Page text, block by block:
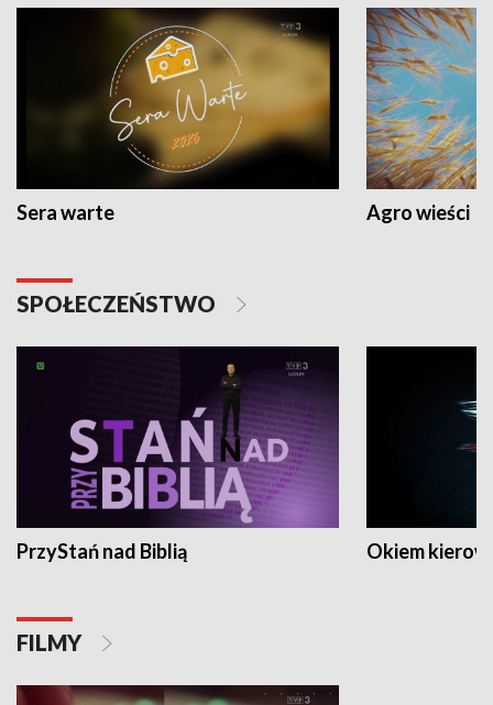
Sera warte Agro wieści
SPOŁECZEŃSTWO
PrzyStań nad Biblią Okiem
FILMY